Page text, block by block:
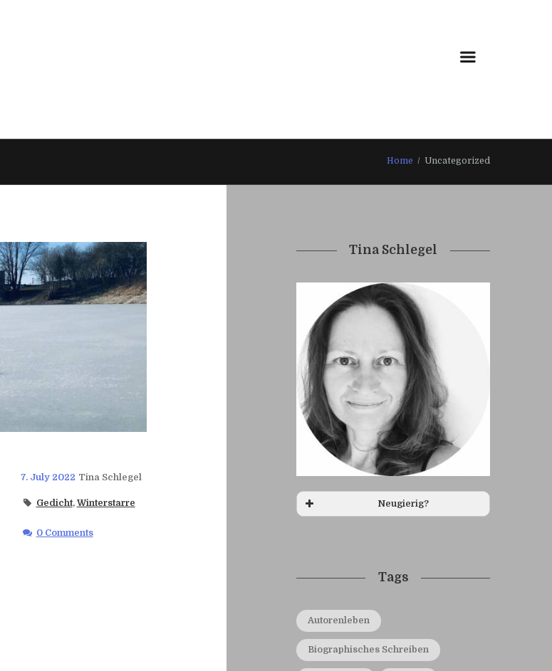
Home Uncategorized
7. July 2022 Tina Schlegel
Gedicht, Winterstarre
0 Comments
Tina Schlegel
Neugierig?
Tags
Autorenleben
Biographisches Schreiben